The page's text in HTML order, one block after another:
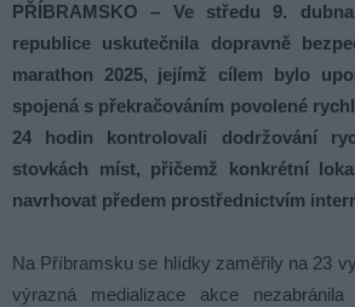
PŘÍBRAMSKO – Ve středu 9.
republice uskutečnila dopravně
marathon 2025, jejímž cílem bylo
spojená s překračováním povolené
24 hodin kontrolovali dodržování
stovkách míst, přičemž konkrétní
navrhovat předem prostřednictvím
Na Příbramsku se hlídky zaměřily na 23
výrazná medializace akce